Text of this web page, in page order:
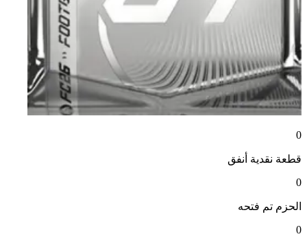
0
قطعة نقدية أنفق
0
الحزم تم فتحه
0